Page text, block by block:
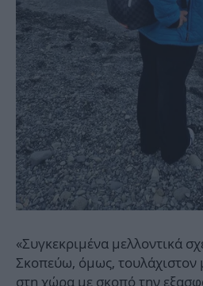
«Συγκεκριμένα μελλοντικά
Σκοπεύω, όμως, τουλάχιστον
στη χώρα με σκοπό την